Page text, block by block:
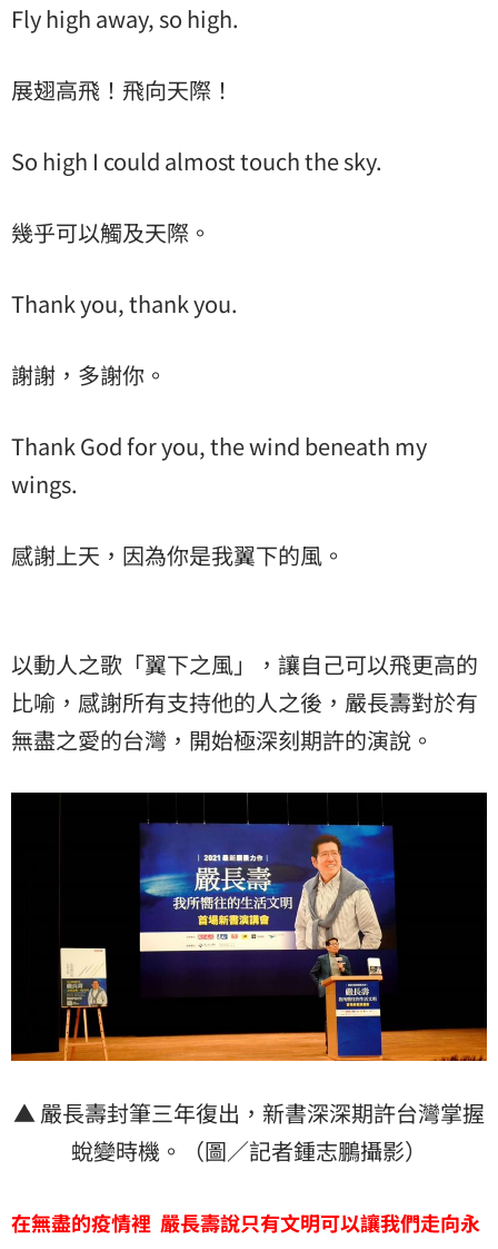
Fly high away, so high.
展翅高飛！飛向天際！
So high I could almost touch the sky.
幾乎可以觸及天際。
Thank you, thank you.
謝謝，多謝你。
Thank God for you, the wind beneath my
wings.
感謝上天，因為你是我翼下的風。
以動人之歌「翼下之風」，讓自己可以飛更高的
比喻，感謝所有支持他的人之後，嚴長壽對於有
無盡之愛的台灣，開始極深刻期許的演說。
▲ 嚴長壽封筆三年復出，新書深深期許台灣掌握
蛻變時機。（圖／記者鍾志鵬攝影）
在無盡的疫情裡 嚴長壽說只有文明可以讓我們走向永